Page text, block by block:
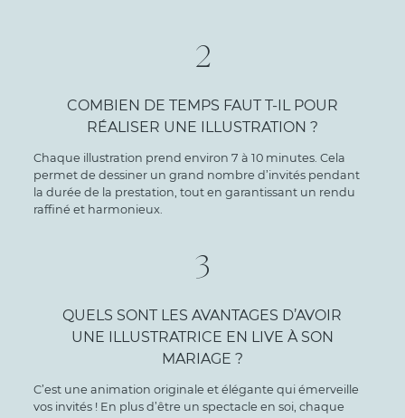
2
COMBIEN DE TEMPS FAUT T-IL POUR
RÉALISER UNE ILLUSTRATION ?
Chaque illustration prend environ 7 à 10 minutes. Cela
permet de dessiner un grand nombre d’invités pendant
la durée de la prestation, tout en garantissant un rendu
raffiné et harmonieux.
3
QUELS SONT LES AVANTAGES D’AVOIR
UNE ILLUSTRATRICE EN LIVE À SON
MARIAGE ?
C’est une animation originale et élégante qui émerveille
vos invités ! En plus d’être un spectacle en soi, chaque